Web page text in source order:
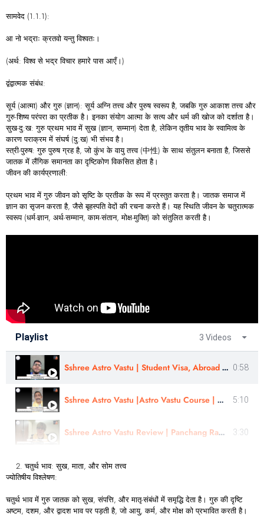
सामवेद (1.1.1):
आ नो भद्राः क्रतवो यन्तु विश्वतः।
(अर्थ: विश्व से भद्र विचार हमारे पास आएँ।)
द्वंद्वात्मक संबंध:
सूर्य (आत्मा) और गुरु (ज्ञान): सूर्य अग्नि तत्त्व और पुरुष स्वरूप है, जबकि गुरु आकाश तत्त्व और
गुरु-शिष्य परंपरा का प्रतीक है। इनका संयोग आत्मा के सत्य और धर्म की खोज को दर्शाता है।
सुख-दु:ख: गुरु प्रथम भाव में सुख (ज्ञान, सम्मान) देता है, लेकिन तृतीय भाव के स्वामित्व के
कारण पराक्रम में संघर्ष (दु:ख) भी संभव है।
स्त्री-पुरुष: गुरु पुरुष ग्रह है, जो कुंभ के वायु तत्त्व (中性) के साथ संतुलन बनाता है, जिससे
जातक में लैंगिक समानता का दृष्टिकोण विकसित होता है।
जीवन की कार्यप्रणाली:
प्रथम भाव में गुरु जीवन को सृष्टि के प्रतीक के रूप में प्रस्तुत करता है। जातक समाज में
ज्ञान का सृजन करता है, जैसे बृहस्पति वेदों की रचना करते हैं। यह स्थिति जीवन के चतुरात्मक
स्वरूप (धर्म-ज्ञान, अर्थ-सम्मान, काम-संतान, मोक्ष-मुक्ति) को संतुलित करती है।
Playlist 3 Videos
Sshree Astro Vastu | Student Visa, Abroad Study - Review In Eng |Sahil Warge | #sshreeastrovastu 0:58
Sshree Astro Vastu |Astro Vastu Course | Martial, Business, Kid Health Case review|Er. Ulhas Chimaji 5:10
Sshree Astro Vastu Review | Panchang Rahasyam Review | Astro - Pooja Ji Review | Hindi 3:30
चतुर्थ भाव: सुख, माता, और सोम तत्त्व
ज्योतिषीय विश्लेषण:
चतुर्थ भाव में गुरु जातक को सुख, संपत्ति, और मातृ-संबंधों में समृद्धि देता है। गुरु की दृष्टि
अष्टम, दशम, और द्वादश भाव पर पड़ती है, जो आयु, कर्म, और मोक्ष को प्रभावित करती है।